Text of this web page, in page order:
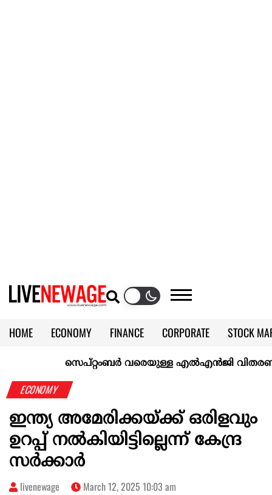
HOME ECONOMY FINANCE CORPORATE
STOCK
KERALA @70
സെപ്റ്റംബർ വരെയുള്ള എൽഎൻജി വിതരണം
ECONOMY
ഇന്ത്യ അമേരിക്കയ്ക്ക് ഒരിളവും
ഉറപ്പ് നൽകിയിട്ടില്ലെന്ന് കേന്ദ്ര
സർക്കാർ
livenewage March 12, 2025 10:03 am